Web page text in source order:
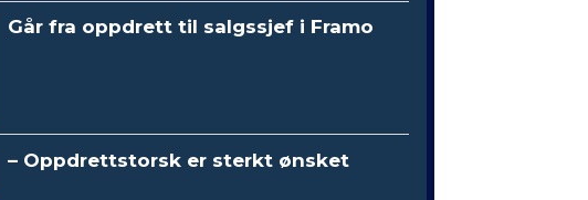
Går fra oppdrett til salgssjef i Framo
– Oppdrettstorsk er sterkt ønsket